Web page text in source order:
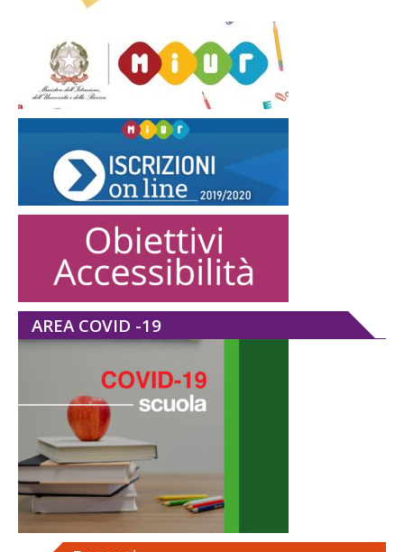
AREA COVID -19